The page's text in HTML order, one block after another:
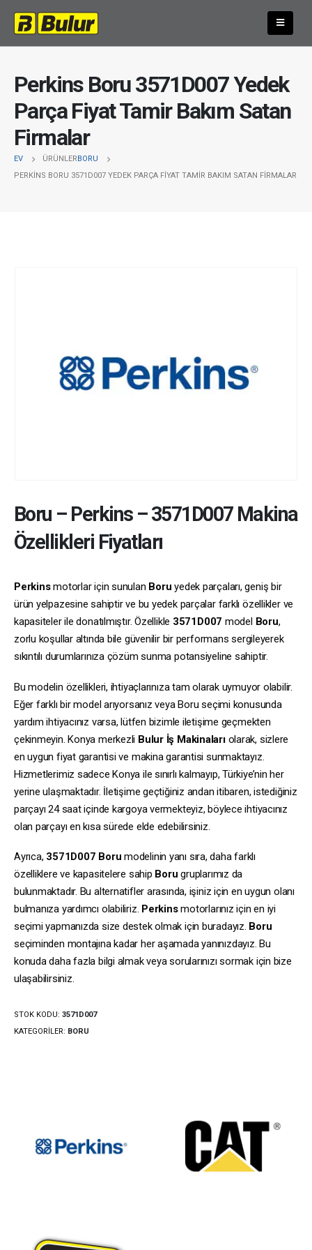
Perkins Boru 3571D007 Yedek
Parça Fiyat Tamir Bakım Satan
Firmalar
EV ÜRÜNLERBORU
PERKINS BORU 3571D007 YEDEK PARÇA FIYAT TAMIR BAKIM SATAN FIRMALAR
Boru – Perkins–3571D007Makina
Özellikleri Fiyatları
Perkinsmotorlar için sunulan Boru yedek parçaları, geniş bir
ürün yelpazesine sahiptir ve bu yedek parçalar farklı özellikler ve
kapasiteler ile donatılmıştır. Özellikle 3571D007 model Boru,
zorlu koşullar altında bile güvenilir bir performans sergileyerek
sıkıntılı durumlarınıza çözüm sunma potansiyeline sahiptir.
Bu modelin özellikleri, ihtiyaçlarınıza tam olarak uymuyor olabilir.
Eğer farklı bir model arıyorsanız veya Boru seçimi konusunda
yardım ihtiyacınız varsa, lütfen bizimle iletişime geçmekten
çekinmeyin. Konya merkezli Bulur İş Makinalarıolarak, sizlere
en uygun fiyat garantisi ve makina garantisi sunmaktayız.
Hizmetlerimiz sadece Konya ile sınırlı kalmayıp, Türkiye’nin her
yerine ulaşmaktadır. İletişime geçtiğiniz andan itibaren, istediğiniz
parçayı 24 saat içinde kargoya vermekteyiz, böylece ihtiyacınız
olan parçayı en kısa sürede elde edebilirsiniz.
Ayrıca, 3571D007 Boru modelinin yanı sıra, daha farklı
özelliklere ve kapasitelere sahip Boru gruplarımız da
bulunmaktadır. Bu alternatifler arasında, işiniz için en uygun olanı
bulmanıza yardımcı olabiliriz. Perkinsmotorlarınız için en iyi
seçimi yapmanızda size destek olmak için buradayız. Boru
seçiminden montajına kadar her aşamada yanınızdayız. Bu
konuda daha fazla bilgi almak veya sorularınızı sormak için bize
ulaşabilirsiniz.
STOK KODU: 3571D007
KATEGORILER: BORU